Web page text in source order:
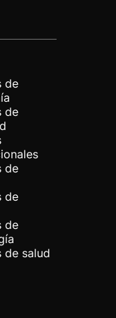
de
de
de
de
de
de salud